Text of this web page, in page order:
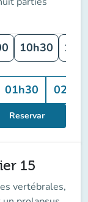
10h30
01h30 02h00
Reservar
15
vertébrales,